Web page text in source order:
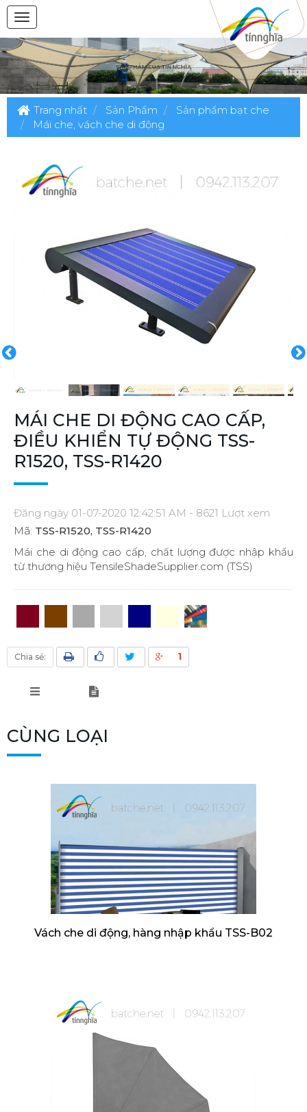
Trang nhất Sản Phẩm
Sản phẩm bạt che
Mái che, vách che di động
MÁI CHE DI ĐỘNG CAO CẤP,
ĐIỀU KHIỂN TỰ ĐỘNG TSS-
R1520, TSS-R1420
Đăng ngày 01-07-2020 12:42:51 AM - 8621 Lượt xem
Mã: TSS-R1520, TSS-R1420
Mái che di động cao cấp, chất lượng được nhập khẩu
từ thương hiệu TensileShadeSupplier.com (TSS)
Chia sẻ: 1
CÙNG LOẠI
Vách che di động, hàng nhập khẩu TSS-B02